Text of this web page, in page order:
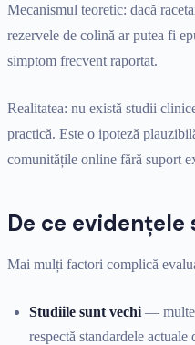
Mecanismul teoretic: dacă
rezervele de colină ar putea fi
simptom frecvent raportat.
Realitatea: nu există studii
practică. Este o ipoteză
comunitățile online fără suport
De ce
Mai mulți factori complică
Studiile sunt vechi — multe
respectă standardele actuale